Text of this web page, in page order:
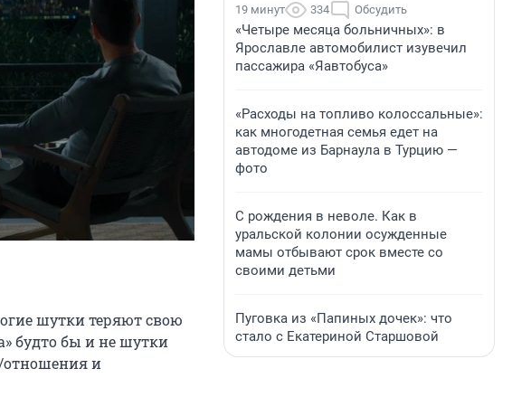
шутки теряют свою
будто бы и не шутки
отношения и
19 минут 334 Обсудить
«Четыре месяца больничных»: в
Ярославле автомобилист изувечил
пассажира «Яавтобуса»
«Расходы на топливо колоссальные»:
как многодетная семья едет на
автодоме из Барнаула в Турцию —
фото
С рождения в неволе. Как в
уральской колонии осужденные
мамы отбывают срок вместе со
своими детьми
Пуговка из «Папиных дочек»: что
стало с Екатериной Старшовой